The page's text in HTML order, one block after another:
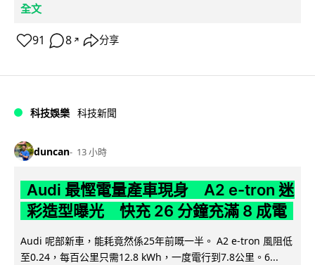
全文
91 8 ↗ 分享
科技娛樂 科技新聞
duncan 13 小時
Audi 最慳電量產車現身 A2 e-tron 迷
彩造型曝光 快充 26 分鐘充滿 8 成電
Audi 呢部新車，能耗竟然係25年前嘅一半。 A2 e-tron 風阻低
至0.24，每百公里只需12.8 kWh，一度電行到7.8公里。6...